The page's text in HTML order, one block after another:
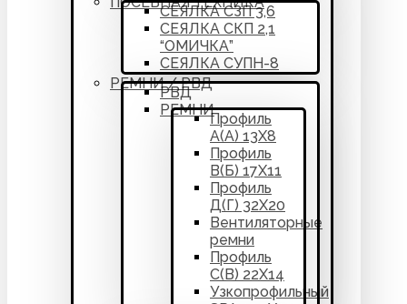
СЕЯЛКА СЗП 3,6
СЕЯЛКА СКП 2,1
“ОМИЧКА”
СЕЯЛКА СУПН-8
РЕМНИ / РВД
РВД
РЕМНИ
Профиль
А(А) 13Х8
Профиль
В(Б) 17Х11
Профиль
Д(Г) 32Х20
Вентиляторные
ремни
Профиль
С(В) 22Х14
Узкопрофильный